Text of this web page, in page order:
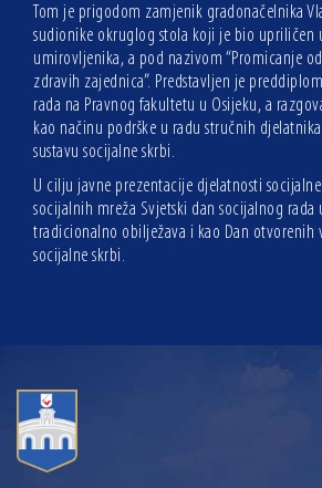
Tom je prigodom zamjenik gradonačelnika
sudionike okruglog stola koji je bio upriličen
umirovljenika, a pod nazivom “Promicanje
zdravih zajednica”. Predstavljen je
rada na Pravnog fakultetu u Osijeku, a
kao načinu podrške u radu stručnih
sustavu socijalne skrbi.
U cilju javne prezentacije djelatnosti
socijalnih mreža Svjetski dan socijalnog rada
tradicionalno obilježava i kao Dan otvorenih
socijalne skrbi.